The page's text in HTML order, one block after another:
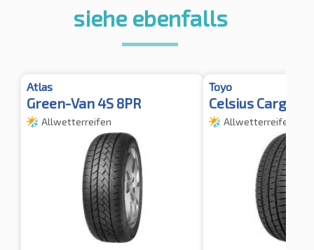
siehe ebenfalls
Atlas
Green-Van 4S 8PR
Allwetterreifen
Toyo
Celsius Cargo
Allwetterreifen